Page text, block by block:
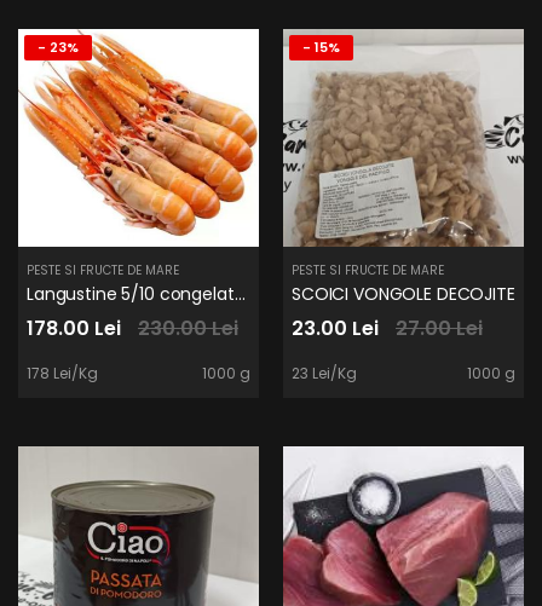
- 23%
PESTE SI FRUCTE DE MARE
Langustine 5/10 congelate 2kg /cutie
178.00 Lei 230.00 Lei
178 Lei/Kg 1000 g
- 15%
PESTE SI FRUCTE DE MARE
SCOICI VONGOLE DECOJITE
23.00 Lei 27.00 Lei
23 Lei/Kg 1000 g